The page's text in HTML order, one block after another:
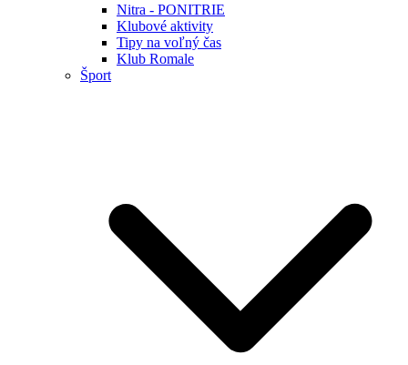
Nitra - PONITRIE
Klubové aktivity
Tipy na voľný čas
Klub Romale
Šport